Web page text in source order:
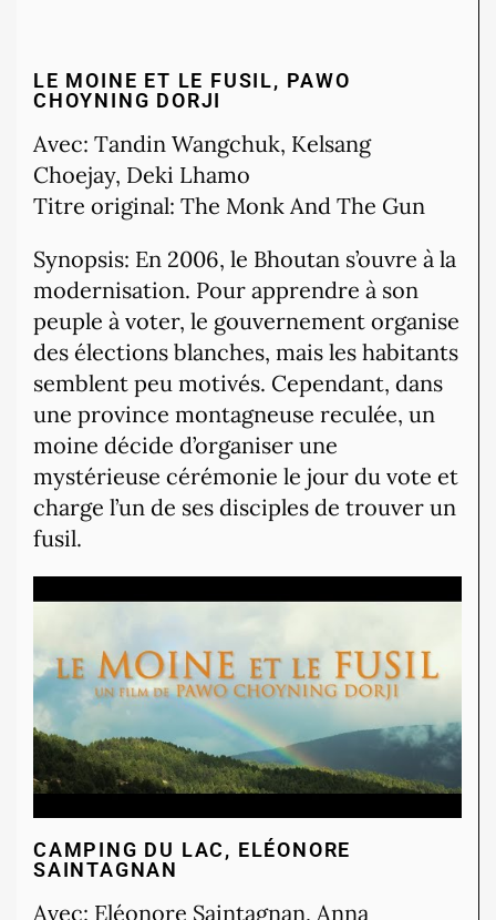
LE MOINE ET LE FUSIL, PAWO
CHOYNING DORJI
Avec: Tandin Wangchuk, Kelsang
Choejay, Deki Lhamo
Titre original: The Monk And The Gun
Synopsis: En 2006, le Bhoutan s’ouvre à la
modernisation. Pour apprendre à son
peuple à voter, le gouvernement organise
des élections blanches, mais les habitants
semblent peu motivés. Cependant, dans
une province montagneuse reculée, un
moine décide d’organiser une
mystérieuse cérémonie le jour du vote et
charge l’un de ses disciples de trouver un
fusil.
CAMPING DU LAC, ELÉONORE
SAINTAGNAN
Avec: Eléonore Saintagnan, Anna